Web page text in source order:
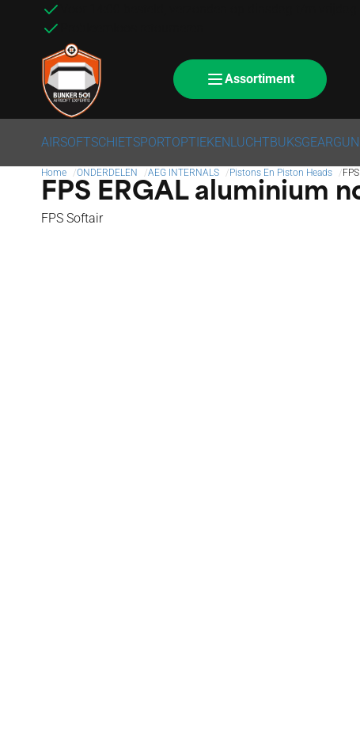
Assortiment
AIRSOFTSCHIETSPORTOPTIEKENLUCHTBUKSGEAR
Home ONDERDELEN AEG INTERNALS Pistons En Piston Heads
FPS ERGAL aluminium
FPS Softair